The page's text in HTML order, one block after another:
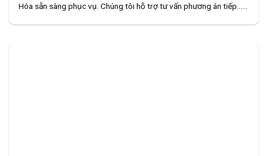
Hóa sẵn sàng phục vụ. Chúng tôi hỗ trợ tư vấn phương án tiếp......